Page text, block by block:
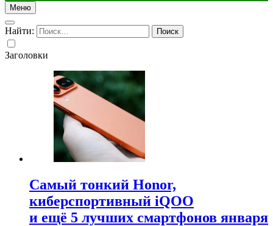
Меню
Найти:
Заголовки
Самый тонкий Honor,
киберспортивный iQOO
и ещё 5 лучших смартфонов января